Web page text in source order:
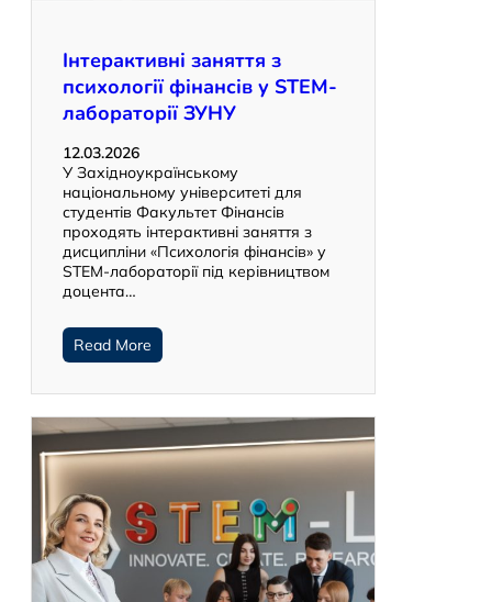
Інтерактивні заняття з
психології фінансів у STEM-
лабораторії ЗУНУ
12.03.2026
У Західноукраїнському
національному університеті для
студентів Факультет Фінансів
проходять інтерактивні заняття з
дисципліни «Психологія фінансів» у
STEM-лабораторії під керівництвом
доцента…
Read More